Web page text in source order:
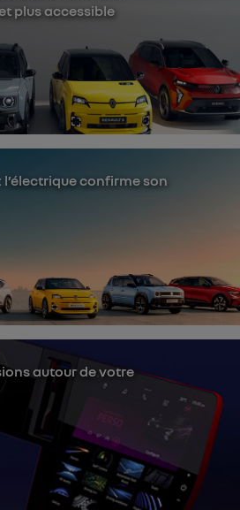
plus accessible
confirme son
autour de votre